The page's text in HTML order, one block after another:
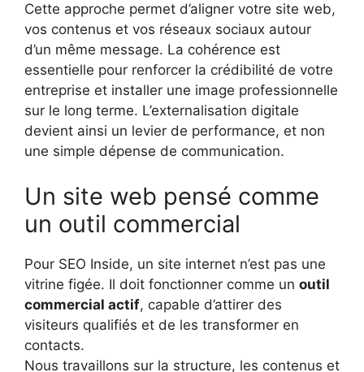
Cette approche permet d’aligner votre site web,
vos contenus et vos réseaux sociaux autour
d’un même message. La cohérence est
essentielle pour renforcer la crédibilité de votre
entreprise et installer une image professionnelle
sur le long terme. L’externalisation digitale
devient ainsi un levier de performance, et non
une simple dépense de communication.
Un site web pensé comme
un outil commercial
Pour SEO Inside, un site internet n’est pas une
vitrine figée. Il doit fonctionner comme un outil
commercial actif, capable d’attirer des
visiteurs qualifiés et de les transformer en
contacts.
Nous travaillons sur la structure, les contenus et